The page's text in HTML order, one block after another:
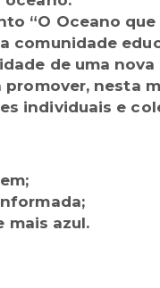
“O Oceano que
comunidade
de uma
nesta
individuais e
mais azul.